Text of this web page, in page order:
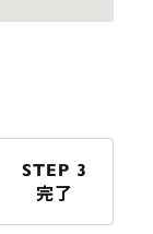
STEP 3
完了